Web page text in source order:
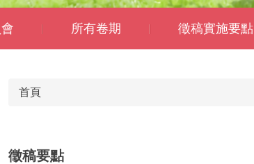
所有卷期 徵稿實施要點
首頁
徵稿要點